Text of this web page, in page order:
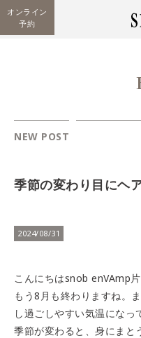
オンライン
予約
NEW POST
季節の変わり目にヘ
2024/08/31
こんにちはsnob enVAmp片
もう8月も終わりますね。
し過ごしやすい気温になっ
季節が変わると、身にまと